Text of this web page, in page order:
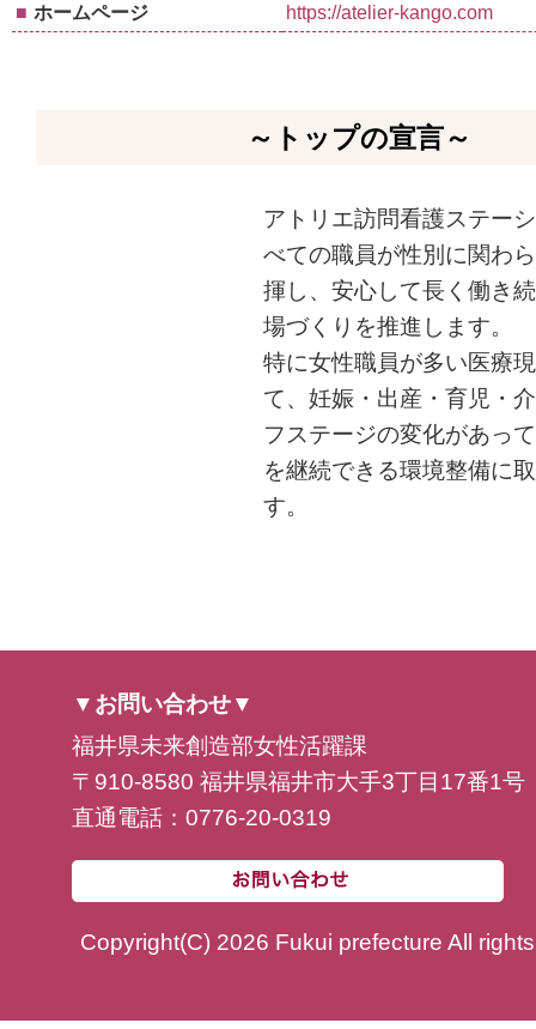
■ ホームページ https://atelier-kango.com
～トップの宣言～
アトリエ訪問看護ステー
べての職員が性別に関わ
揮し、安心して長く働き
場づくりを推進します。
特に女性職員が多い医療
て、妊娠・出産・育児・
フステージの変化があっ
を継続できる環境整備に
す。
▼お問い合わせ▼
福井県未来創造部女性活躍課
〒910-8580 福井県福井市大手3丁目17番1号
直通電話：0776-20-0319
Copyright(C) 2026 Fukui prefecture All